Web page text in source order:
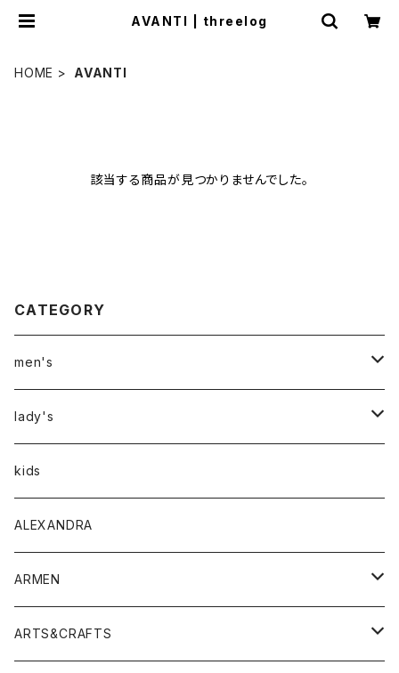
AVANTI | threelog
HOME AVANTI
該当する商品が見つかりませんでした。
CATEGORY
men's
アウター
トップス
Tシャツ
シャツ
ボトムス
lady's
アウター
トップス
Tシャツ・カットソー
シャツ・ブラウス
ボトムス
パンツ
ワンピース・オールインワン
kids
ALEXANDRA
ARMEN
アウター
ARTS&CRAFTS